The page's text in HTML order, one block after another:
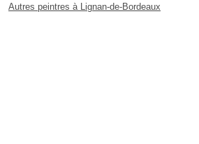
Autres peintres à Lignan-de-Bordeaux